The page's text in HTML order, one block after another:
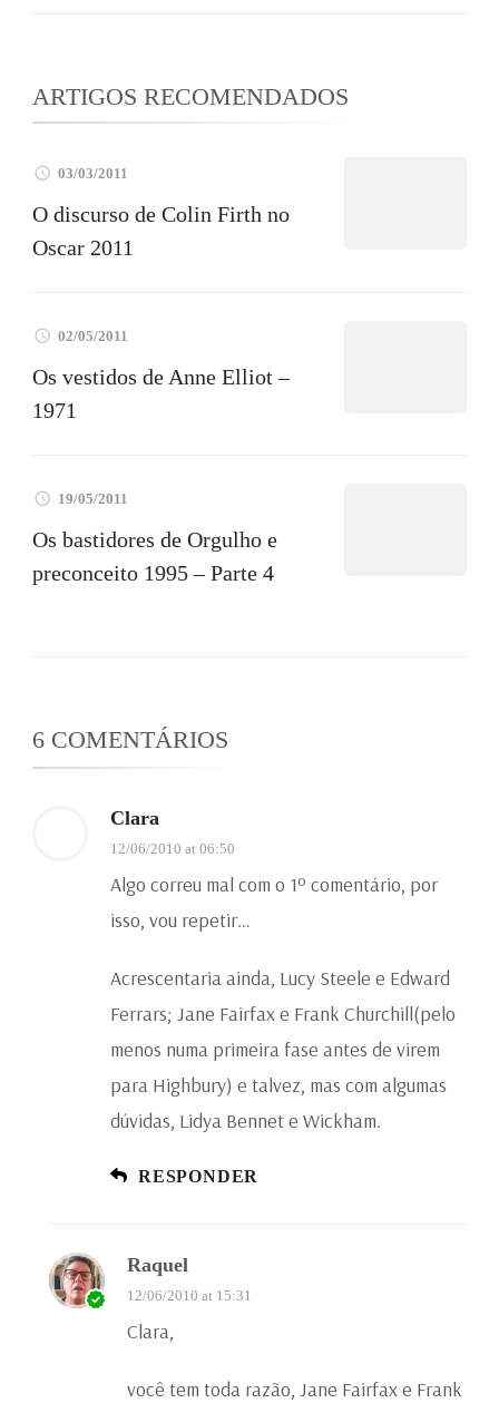
ARTIGOS RECOMENDADOS
03/03/2011
O discurso de Colin Firth no
Oscar 2011
02/05/2011
Os vestidos de Anne Elliot –
1971
19/05/2011
Os bastidores de Orgulho e
preconceito 1995 – Parte 4
6 COMENTÁRIOS
Clara
12/06/2010 at 06:50
Algo correu mal com o 1º comentário, por
isso, vou repetir…
Acrescentaria ainda, Lucy Steele e Edward
Ferrars; Jane Fairfax e Frank Churchill(pelo
menos numa primeira fase antes de virem
para Highbury) e talvez, mas com algumas
dúvidas, Lidya Bennet e Wickham.
RESPONDER
Raquel
12/06/2010 at 15:31
Clara,
você tem toda razão, Jane Fairfax e Frank